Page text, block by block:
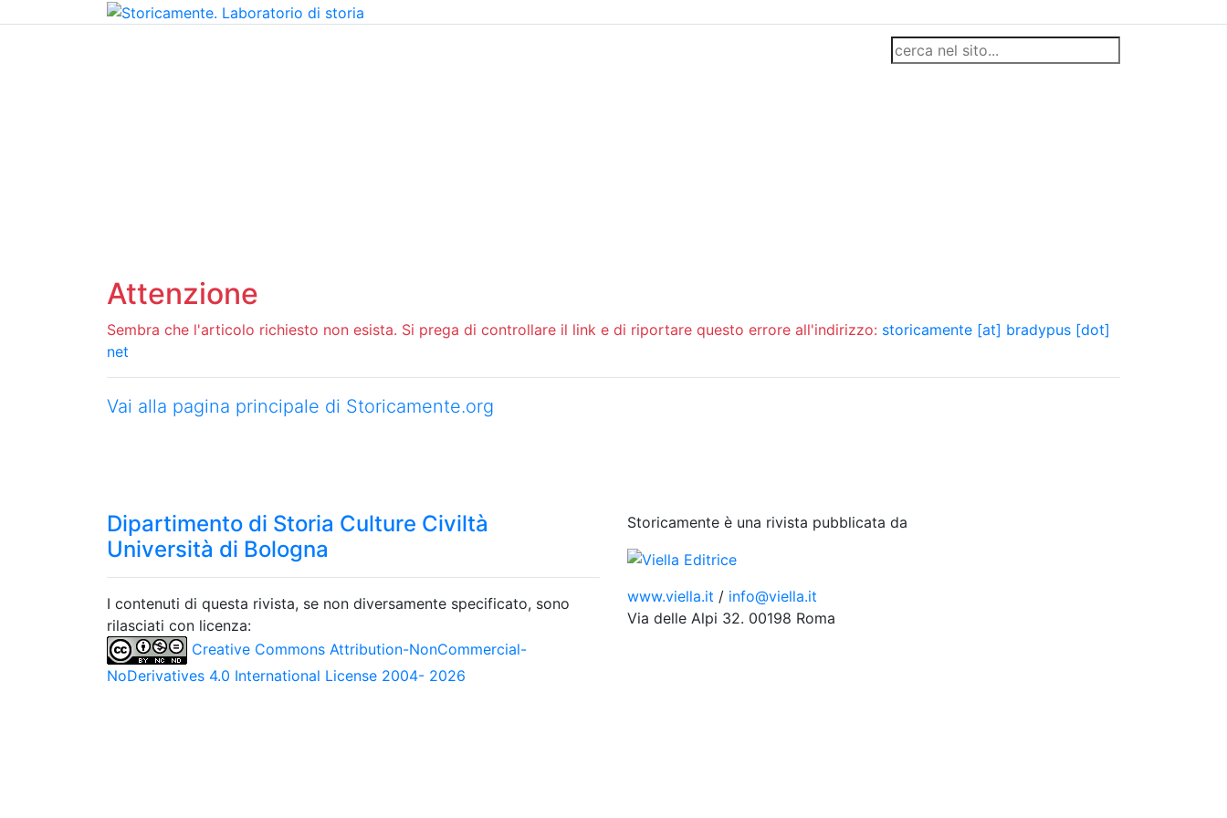
Attenzione
Sembra che l'articolo richiesto non esista. Si prega di controllare il link e di riportare questo errore all'indirizzo: storicamente [at] bradypus [dot]
net
Vai alla pagina principale di Storicamente.org
Dipartimento di Storia Culture Civiltà
Università di Bologna
I contenuti di questa rivista, se non diversamente specificato, sono
rilasciati con licenza:
Creative Commons Attribution-NonCommercial-
NoDerivatives 4.0 International License 2004- 2026
Storicamente è una rivista pubblicata da
www.viella.it / info@viella.it
Via delle Alpi 32. 00198 Roma